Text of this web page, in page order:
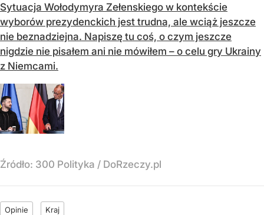
Sytuacja Wołodymyra Zełenskiego w kontekście
wyborów prezydenckich jest trudna, ale wciąż jeszcze
nie beznadziejna. Napiszę tu coś, o czym jeszcze
nigdzie nie pisałem ani nie mówiłem – o celu gry Ukrainy
z Niemcami.
Źródło: 300 Polityka / DoRzeczy.pl
Opinie Kraj